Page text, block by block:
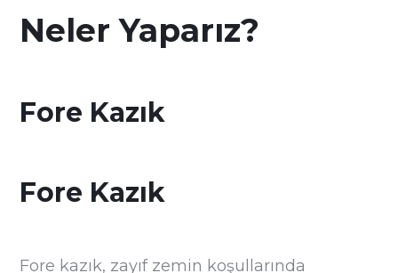
Neler Yaparız?
Fore Kazık
Fore Kazık
Fore kazık, zayıf zemin koşullarında